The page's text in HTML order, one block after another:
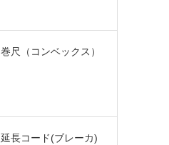
巻尺（コンベックス）
延長コード(ブレーカ)